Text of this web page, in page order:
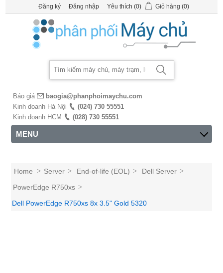
Đăng ký Đăng nhập Yêu thích (0) Giỏ hàng (0)
Báo giá
baogia@phanphoimaychu.com
Kinh doanh Hà Nội
(024) 730 55551
Kinh doanh HCM
(028) 730 55551
MENU
Home > Server > End-of-life (EOL) > Dell Server >
PowerEdge R750xs >
Dell PowerEdge R750xs 8x 3.5" Gold 5320